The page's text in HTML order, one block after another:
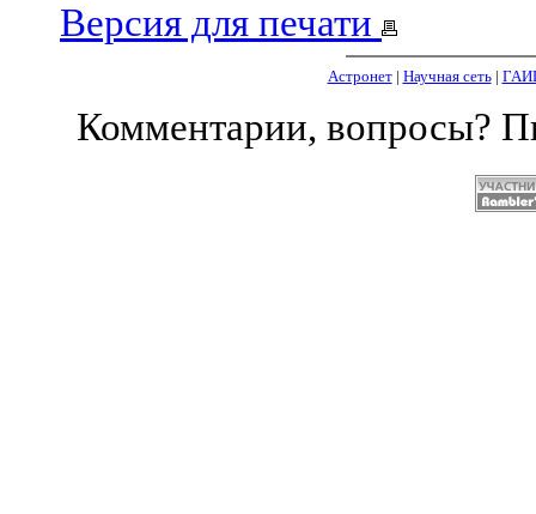
Версия для печати
Астронет| Научная сеть|
Комментарии, вопросы?